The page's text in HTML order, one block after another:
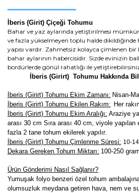
İberis (Girit) Çiçeği Tohumu
Bahar ve yaz aylarında yetiştirilmesi
ve fazla yükselmeyen toplu halde dikildiğinde
yapısı vardır. Zahmetsiz kolayca çimlenen
bahar aylarının habercisidir. Sizde evinizin
bordürlerde gönül rahatlığı ile
İberis (Girirt) Tohumu Hakkında
İberis (Girirt) Tohumu Ekim Zamanı: Nisan-
İberis (Girirt) Tohumu Ekilen Rakım: Her
İberis (Girirt) Tohumu Ekim Aralığı: Araziye
arası 30 cm Sıra arası 40 cm, viyole
fazla 2 tane tohum ekilerek yapılır.
İberis (Girirt) Tohumu Çimlenme Süresi: 10-14
Dekara Gereken Tohum Miktarı: 100-250 gram
Ürün Gönderimi Nasıl Sağlanır?
Yumuşak folyo benzeri özel tohum
olumsuzluk meydana getiren hava, nem ve